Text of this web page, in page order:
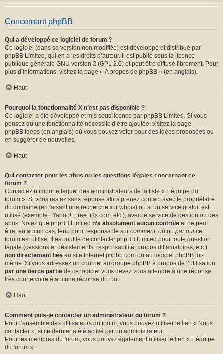
Concernant phpBB
Qui a développé ce logiciel de forum ?
Ce logiciel (dans sa version non modifiée) est développé et distribué par
phpBB Limited , qui en a les droits d’auteur. Il est publié sous la licence
publique générale GNU version 2 (GPL-2.0) et peut être diffusé librement. Pour
plus d’informations, visitez la page « À propos de phpBB » (en anglais).
Haut
Pourquoi la fonctionnalité X n’est pas disponible ?
Ce logiciel a été développé et mis sous licence par phpBB Limited. Si vous
pensez qu’une fonctionnalité nécessite d’être ajoutée, visitez la page
phpBB Ideas (en anglais) où vous pouvez voter pour des idées proposées ou
en suggérer de nouvelles.
Haut
Qui contacter pour les abus ou les questions légales concernant ce
forum ?
Contactez n’importe lequel des administrateurs de la liste « L’équipe du
forum ». Si vous restez sans réponse alors prenez contact avec le propriétaire
du domaine (en faisant une recherche sur whois) ou si un service gratuit est
utilisé (exemple : Yahoo!, Free, f2s.com, etc.), avec le service de gestion ou des
abus. Notez que phpBB Limited n’a absolument aucun contrôle et ne peut
être, en aucun cas, tenu pour responsable sur comment, où ou par qui ce
forum est utilisé. Il est inutile de contacter phpBB Limited pour toute question
légale (cessions et désistements, responsabilité, propos diffamatoires, etc.)
non directement liée au site Internet phpbb.com ou au logiciel phpBB lui-
même. Si vous adressez un courriel au groupe phpBB à propos de l’utilisation
par une tierce partie de ce logiciel vous devez vous attendre à une réponse
très courte voire à aucune réponse du tout.
Haut
Comment puis-je contacter un administrateur du forum ?
Pour l’ensemble des utilisateurs du forum, vous pouvez utiliser le lien « Nous
contacter », si ce dernier a été activé par un administrateur.
Pour les membres du forum, vous pouvez également utiliser le lien « L’équipe
du forum ».